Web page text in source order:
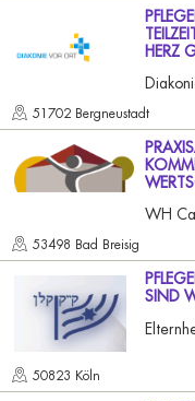
HERZ
51702 Bergneustadt
WH
53498 Bad Breisig
SIND
50823 Köln